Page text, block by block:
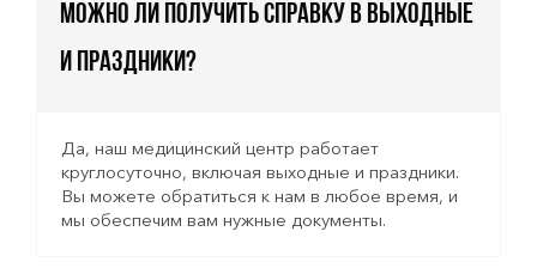
Можно ли получить справку в выходные
и праздники?
Да, наш медицинский центр работает
круглосуточно, включая выходные и праздники.
Вы можете обратиться к нам в любое время, и
мы обеспечим вам нужные документы.